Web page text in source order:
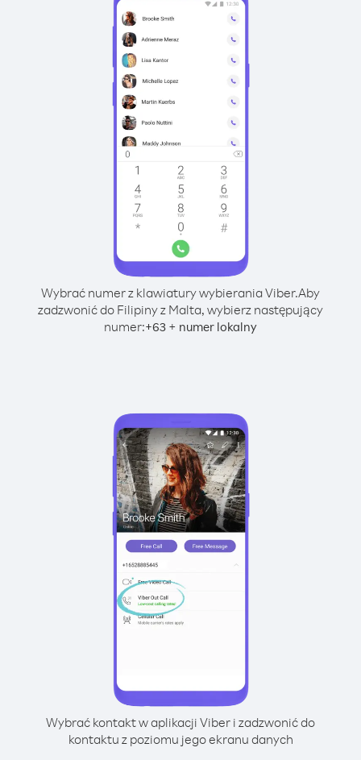
Wybrać numer z klawiatury wybierania Viber.Aby
zadzwonić do Filipiny z Malta, wybierz następujący
numer:+63 + numer lokalny
Wybrać kontakt w aplikacji Viber i zadzwonić do
kontaktu z poziomu jego ekranu danych